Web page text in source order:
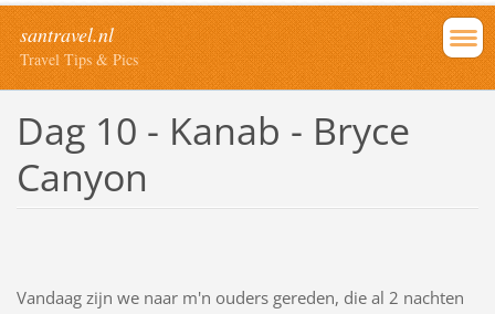
santravel.nl
Travel Tips & Pics
Dag 10 - Kanab - Bryce
Canyon
Vandaag zijn we naar m'n ouders gereden, die al 2 nachten